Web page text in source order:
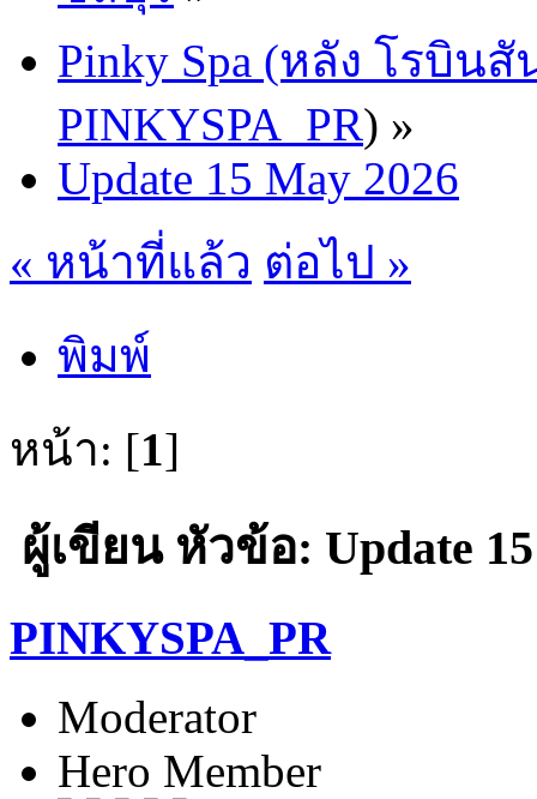
Pinky Spa (หลัง โรบิน
PINKYSPA_PR) »
Update 15 May 2026
« หน้าที่แล้ว ต่อไป »
พิมพ์
หน้า: [1]
ผู้เขียนหัวข้อ: Update
PINKYSPA_PR
Moderator
Hero Member